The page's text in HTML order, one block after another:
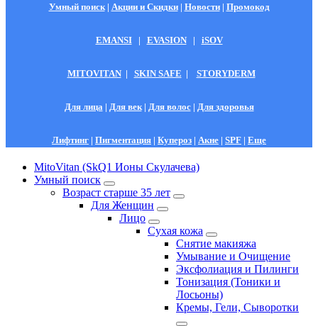
Умный поиск| Акции и Скидки| Новости| Промокод
EMANSI| EVASION| iSOV
MITOVITAN | SKIN SAFE | STORYDERM
Для лица | Для век| Для волос| Для здоровья
Лифтинг | Пигментация | Купероз | Акне | SPF | Еще
MitoVitan (SkQ1 Ионы Скулачева)
Умный поиск
Возраст старше 35 лет
Для Женщин
Лицо
Сухая кожа
Снятие макияжа
Умывание и Очищение
Эксфолиация и Пилинги
Тонизация (Тоники и
Лосьоны)
Кремы, Гели, Сыворотки